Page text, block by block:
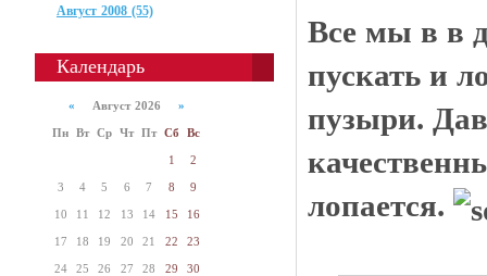
Август 2008 (55)
Календарь
« Август 2026 »
Пн Вт Ср Чт Пт Сб Вс
1 2
3 4 5 6 7 8 9
10 11 12 13 14 15 16
17 18 19 20 21 22 23
24 25 26 27 28 29 30
Все мы в в
пускать и
пузыри.
лопается.